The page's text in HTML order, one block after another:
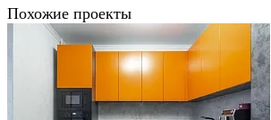
Похожие проекты